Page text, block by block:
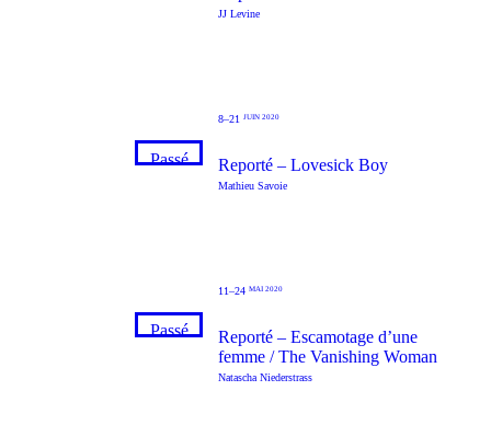
JJ Levine
8–21 JUIN 2020
Passé Reporté – Lovesick Boy
Mathieu Savoie
11–24 MAI 2020
Passé
Reporté – Escamotage d’une
femme / The Vanishing Woman
Natascha Niederstrass